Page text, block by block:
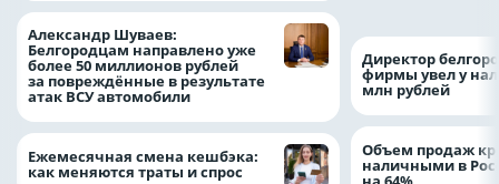
Александр Шуваев:
Белгородцам направлено уже
более 50 миллионов рублей
за повреждённые в результате
атак ВСУ автомобили
Ежемесячная смена кешбэка:
как меняются траты и спрос
Директор
фирмы увел у
млн рублей
Объем продаж
наличными в